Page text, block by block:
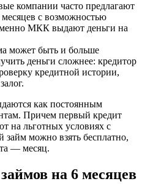
компании часто предлагают
с возможностью
МКК выдают деньги на
может быть и больше
деньги сложнее: кредитор
кредитной истории,
как постоянным
Причем первый кредит
на льготных условиях с
можно взять бесплатно,
— месяц.
на 6 месяцев